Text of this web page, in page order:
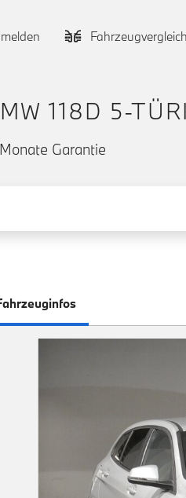
Fahrzeugvergleich
118D 5-
Garantie